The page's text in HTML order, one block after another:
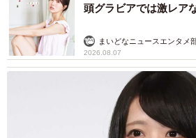
頭グラビアでは激レア
まいどなニュースエンタメ
2026.08.07